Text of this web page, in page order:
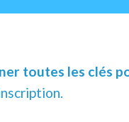
toutes les clés